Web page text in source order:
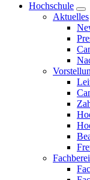
Hochschule
Aktuelles